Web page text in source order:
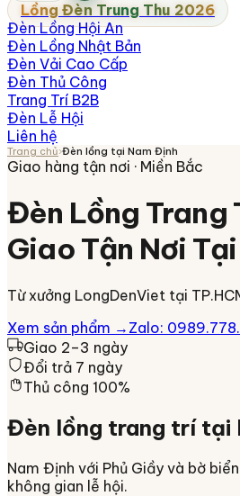
Lồng Đèn Trung Thu 2026
Đèn Lồng Hội An
Đèn Lồng Nhật Bản
Đèn Vải Cao Cấp
Đèn Thủ Công
Trang Trí B2B
Đèn Lễ Hội
Liên hệ
Trang chủ›Đèn lồng tại Nam Định
Giao hàng tận nơi · Miền Bắc
Đèn Lồng Trang
Giao Tận Nơi Tại
Từ xưởng LongDenViet tại
Xem sản phẩm → Zalo:
Giao 2–3 ngày
Đổi trả 7 ngày
Thủ công 100%
Đèn lồng trang trí tại
Nam Định với Phủ Giầy và bờ
không gian lễ hội.